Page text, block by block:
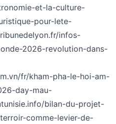
et-la-culture-
pour-lete-
infos-
2026-revolution-dans-
fr/kham-pha-le-hoi-am-
day-mau-
bilan-du-projet-
comme-levier-de-